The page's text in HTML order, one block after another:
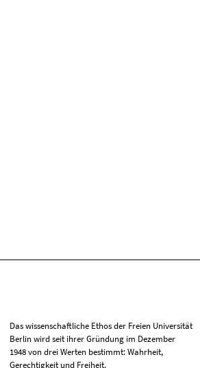
Das wissenschaftliche Ethos der Freien Universität
Berlin wird seit ihrer Gründung im Dezember
1948 von drei Werten bestimmt: Wahrheit,
Gerechtigkeit und Freiheit.